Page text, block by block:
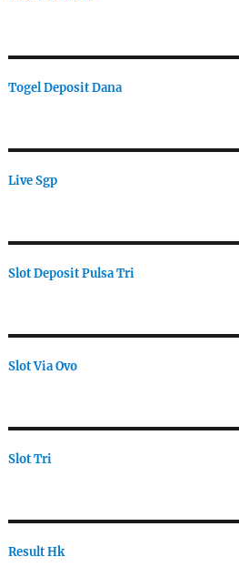
Togel Deposit Dana
Live Sgp
Slot Deposit Pulsa Tri
Slot Via Ovo
Slot Tri
Result Hk